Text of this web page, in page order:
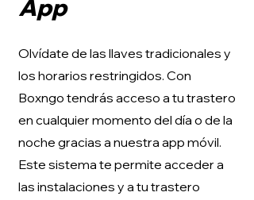
App
Olvídate de las llaves tradicionales y
los horarios restringidos. Con
Boxngo tendrás acceso a tu trastero
en cualquier momento del día o de la
noche gracias a nuestra app móvil.
Este sistema te permite acceder a
las instalaciones y a tu trastero